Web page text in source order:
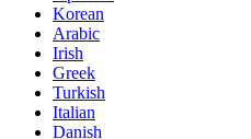
Korean
Arabic
Irish
Greek
Turkish
Italian
Danish